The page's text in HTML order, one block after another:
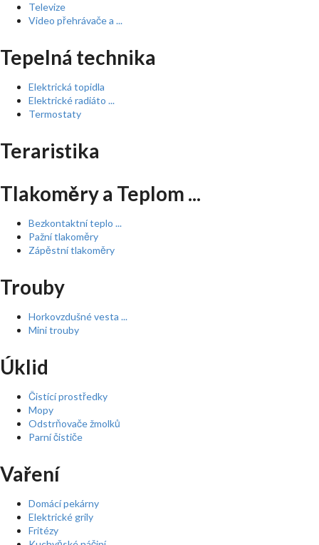
Televize
Video přehrávače a ...
Tepelná technika
Elektrická topidla
Elektrické radiáto ...
Termostaty
Teraristika
Tlakoměry a Teplom ...
Bezkontaktní teplo ...
Pažní tlakoměry
Zápěstní tlakoměry
Trouby
Horkovzdušné vesta ...
Mini trouby
Úklid
Čistící prostředky
Mopy
Odstrňovače žmolků
Parní čističe
Vaření
Domácí pekárny
Elektrické grily
Fritézy